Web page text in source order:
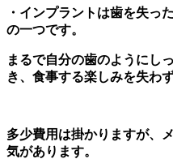
・インプラント は歯を失っ
の一つです。
まるで自分の歯のようにし
き、食事する楽しみを失わ
多少費用は掛かりますが、
気があります。